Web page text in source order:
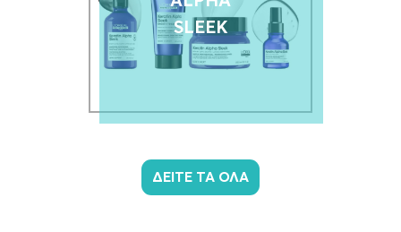
SLEEK
ΔΕΙΤΕ ΤΑ ΟΛΑ